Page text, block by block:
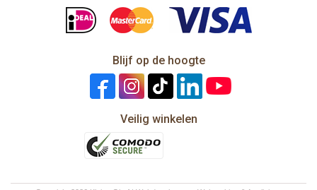
Blijf op de hoogte
Veilig winkelen